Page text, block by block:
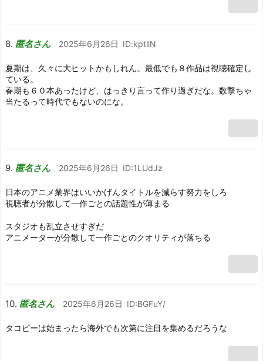
匿名さん 2025年6月26日 ID:kptllN
夏期は、久々に大ヒットかもしれん。最低でも８作品は視聴確定し
ている。
春期も６０本あったけど、はっきり言って作り過ぎだな。数撃ちゃ
当たるって時代でもないのにな。
匿名さん 2025年6月26日 ID:1LUdJz
日本のアニメ業界はいいかげんタイトルを減らす努力をしろ
視聴者が分散して一作ごとの話題性が薄まる
スタジオも乱立させすぎだ
アニメーターが分散して一作ごとのクオリティが落ちる
匿名さん 2025年6月26日 ID:BGFuY/
タコピーは始まったら海外でも次第に注目を集めるだろうな